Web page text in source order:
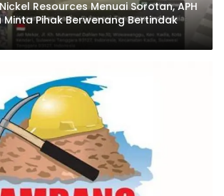
Resources Menuai Sorotan, APH
Pihak Berwenang Bertindak